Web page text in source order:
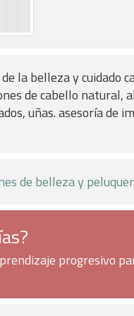
la belleza y cuidado
de cabello natural,
uñas. asesoría de
de belleza y
progresivo